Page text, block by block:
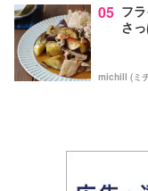
05 フ
さ
michill (ミ